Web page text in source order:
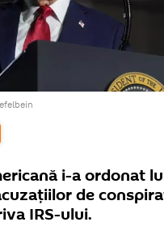
i-a ordonat
de
IRS-ului.